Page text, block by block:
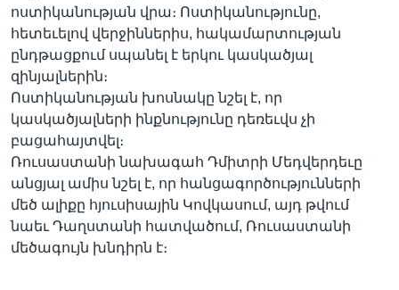
ոստիկանության վրա։ Ոստիկանությունը,
հետեւելով վերջիններիս, հակամարտության
ընդթացքում սպանել է երկու կասկածյալ
զինյալներին։
Ոստիկանության խոսնակը նշել է, որ
կասկածյալների ինքնությունը դեռեւվս չի
բացահայտվել։
Ռուսաստանի նախագահ Դմիտրի Մեդվերդեւը
անցյալ ամիս նշել է, որ հանցագործությունների
մեծ ալիքը հյուսիսային Կովկասում, այդ թվում
նաեւ Դաղստանի հատվածում, Ռուսաստանի
մեծագույն խնդիրն է։